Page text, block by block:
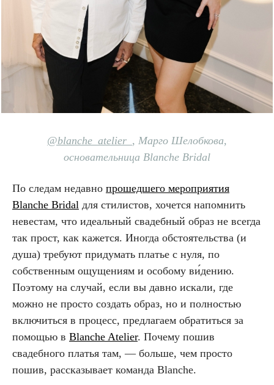
@blanche_atelier_ , Марго Шелобкова,
основательница Blanche Bridal
По следам недавно прошедшего мероприятия
Blanche Bridal для стилистов, хочется напомнить
невестам, что идеальный свадебный образ не всегда
так прост, как кажется. Иногда обстоятельства (и
душа) требуют придумать платье с нуля, по
собственным ощущениям и особому ви́дению.
Поэтому на случай, если вы давно искали, где
можно не просто создать образ, но и полностью
включиться в процесс, предлагаем обратиться за
помощью в Blanche Atelier. Почему пошив
свадебного платья там, — больше, чем просто
пошив, рассказывает команда Blanche.